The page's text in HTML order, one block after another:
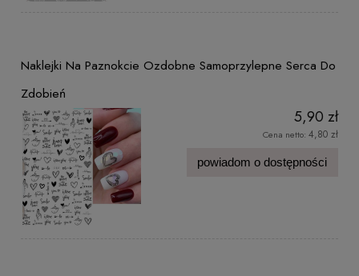
Naklejki Na Paznokcie Ozdobne Samoprzylepne Serca Do
Zdobień
5,90 zł
Cena netto: 4,80 zł
powiadom o dostępności